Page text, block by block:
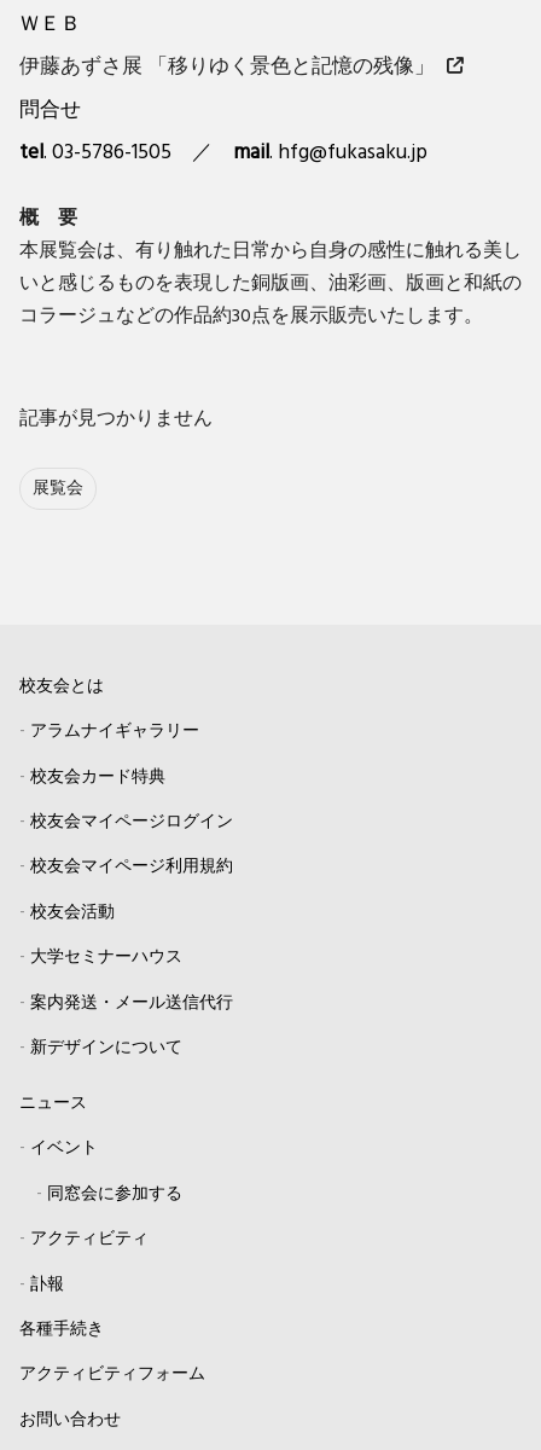
ＷＥＢ
伊藤あずさ展 「移りゆく景色と記憶の残像」
問合せ
tel. 03-5786-1505 ／ mail. hfg@fukasaku.jp
概 要
本展覧会は、有り触れた日常から自身の感性に触れる美し
いと感じるものを表現した銅版画、油彩画、版画と和紙の
コラージュなどの作品約30点を展示販売いたします。
記事が見つかりません
展覧会
校友会とは
- アラムナイギャラリー
- 校友会カード特典
- 校友会マイページログイン
- 校友会マイページ利用規約
- 校友会活動
- 大学セミナーハウス
- 案内発送・メール送信代行
- 新デザインについて
ニュース
- イベント
- 同窓会に参加する
- アクティビティ
- 訃報
各種手続き
アクティビティフォーム
お問い合わせ